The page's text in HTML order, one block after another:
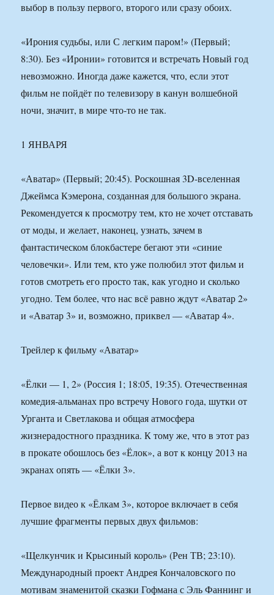
выбор в пользу первого, второго или сразу обоих.
«Ирония судьбы, или С легким паром!» (Первый;
8:30). Без «Иронии» готовится и встречать Новый год
невозможно. Иногда даже кажется, что, если этот
фильм не пойдёт по телевизору в канун волшебной
ночи, значит, в мире что-то не так.
1 ЯНВАРЯ
«Аватар» (Первый; 20:45). Роскошная 3D-вселенная
Джеймса Кэмерона, созданная для большого экрана.
Рекомендуется к просмотру тем, кто не хочет отставать
от моды, и желает, наконец, узнать, зачем в
фантастическом блокбастере бегают эти «синие
человечки». Или тем, кто уже полюбил этот фильм и
готов смотреть его просто так, как угодно и сколько
угодно. Тем более, что нас всё равно ждут «Аватар 2»
и «Аватар 3» и, возможно, приквел — «Аватар 4».
Трейлер к фильму «Аватар»
«Ёлки — 1, 2» (Россия 1; 18:05, 19:35). Отечественная
комедия-альманах про встречу Нового года, шутки от
Урганта и Светлакова и общая атмосфера
жизнерадостного праздника. К тому же, что в этот раз
в прокате обошлось без «Ёлок», а вот к концу 2013 на
экранах опять — «Ёлки 3».
Первое видео к «Ёлкам 3», которое включает в себя
лучшие фрагменты первых двух фильмов:
«Щелкунчик и Крысиный король» (Рен ТВ; 23:10).
Международный проект Андрея Кончаловского по
мотивам знаменитой сказки Гофмана с Эль Фаннинг и